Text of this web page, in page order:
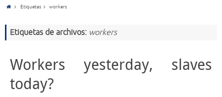
Etiquetas workers
Etiquetas de archivos: workers
Workers yesterday, slaves
today?